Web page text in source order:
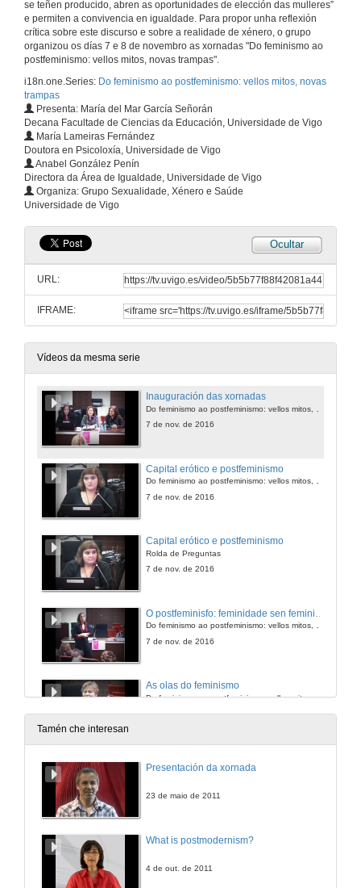
se teñen producido, abren as oportunidades de elección das mulleres”
e permiten a convivencia en igualdade. Para propor unha reflexión
crítica sobre este discurso e sobre a realidade de xénero, o grupo
organizou os días 7 e 8 de novembro as xornadas "Do feminismo ao
postfeminismo: vellos mitos, novas trampas".
i18n.one.Series: Do feminismo ao postfeminismo: vellos mitos, novas
trampas
Presenta: María del Mar García Señorán
Decana Facultade de Ciencias da Educación, Universidade de Vigo
María Lameiras Fernández
Doutora en Psicoloxía, Universidade de Vigo
Anabel González Penín
Directora da Área de Igualdade, Universidade de Vigo
Organiza: Grupo Sexualidade, Xénero e Saúde
Universidade de Vigo
Ocultar
URL:
IFRAME:
Vídeos da mesma serie
Inauguración das xornadas
7 de nov. de 2016
Capital erótico e postfeminismo
Do feminismo ao postfeminismo: vellos mitos, novas trampas
7 de nov. de 2016
Capital erótico e postfeminismo
Rolda de Preguntas
7 de nov. de 2016
Do feminismo ao postfeminismo: vellos mitos, novas trampas
7 de nov. de 2016
As olas do feminismo
Do feminismo ao postfeminismo: vellos mitos, novas trampas
7 de nov. de 2016
Rolda de Preguntas
Tamén che interesan
Presentación da xornada
23 de maio de 2011
What is postmodernism?
4 de out. de 2011